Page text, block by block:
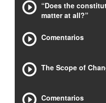
“Does the
matter at all?”
Comentarios
The Scope of
Comentarios